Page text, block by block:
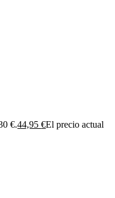
€.44,95€El precio actual